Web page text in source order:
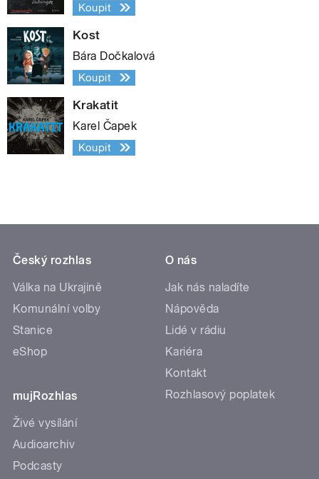
Koupit
Kost
Bára Dočkalová
Koupit
Krakatit
Karel Čapek
Koupit
Český rozhlas
Válka na Ukrajině
Komunální volby
Stanice
eShop
mujRozhlas
Živé vysílání
Audioarchiv
Podcasty
O nás
Jak nás naladíte
Nápověda
Lidé v rádiu
Kariéra
Kontakt
Rozhlasový poplatek